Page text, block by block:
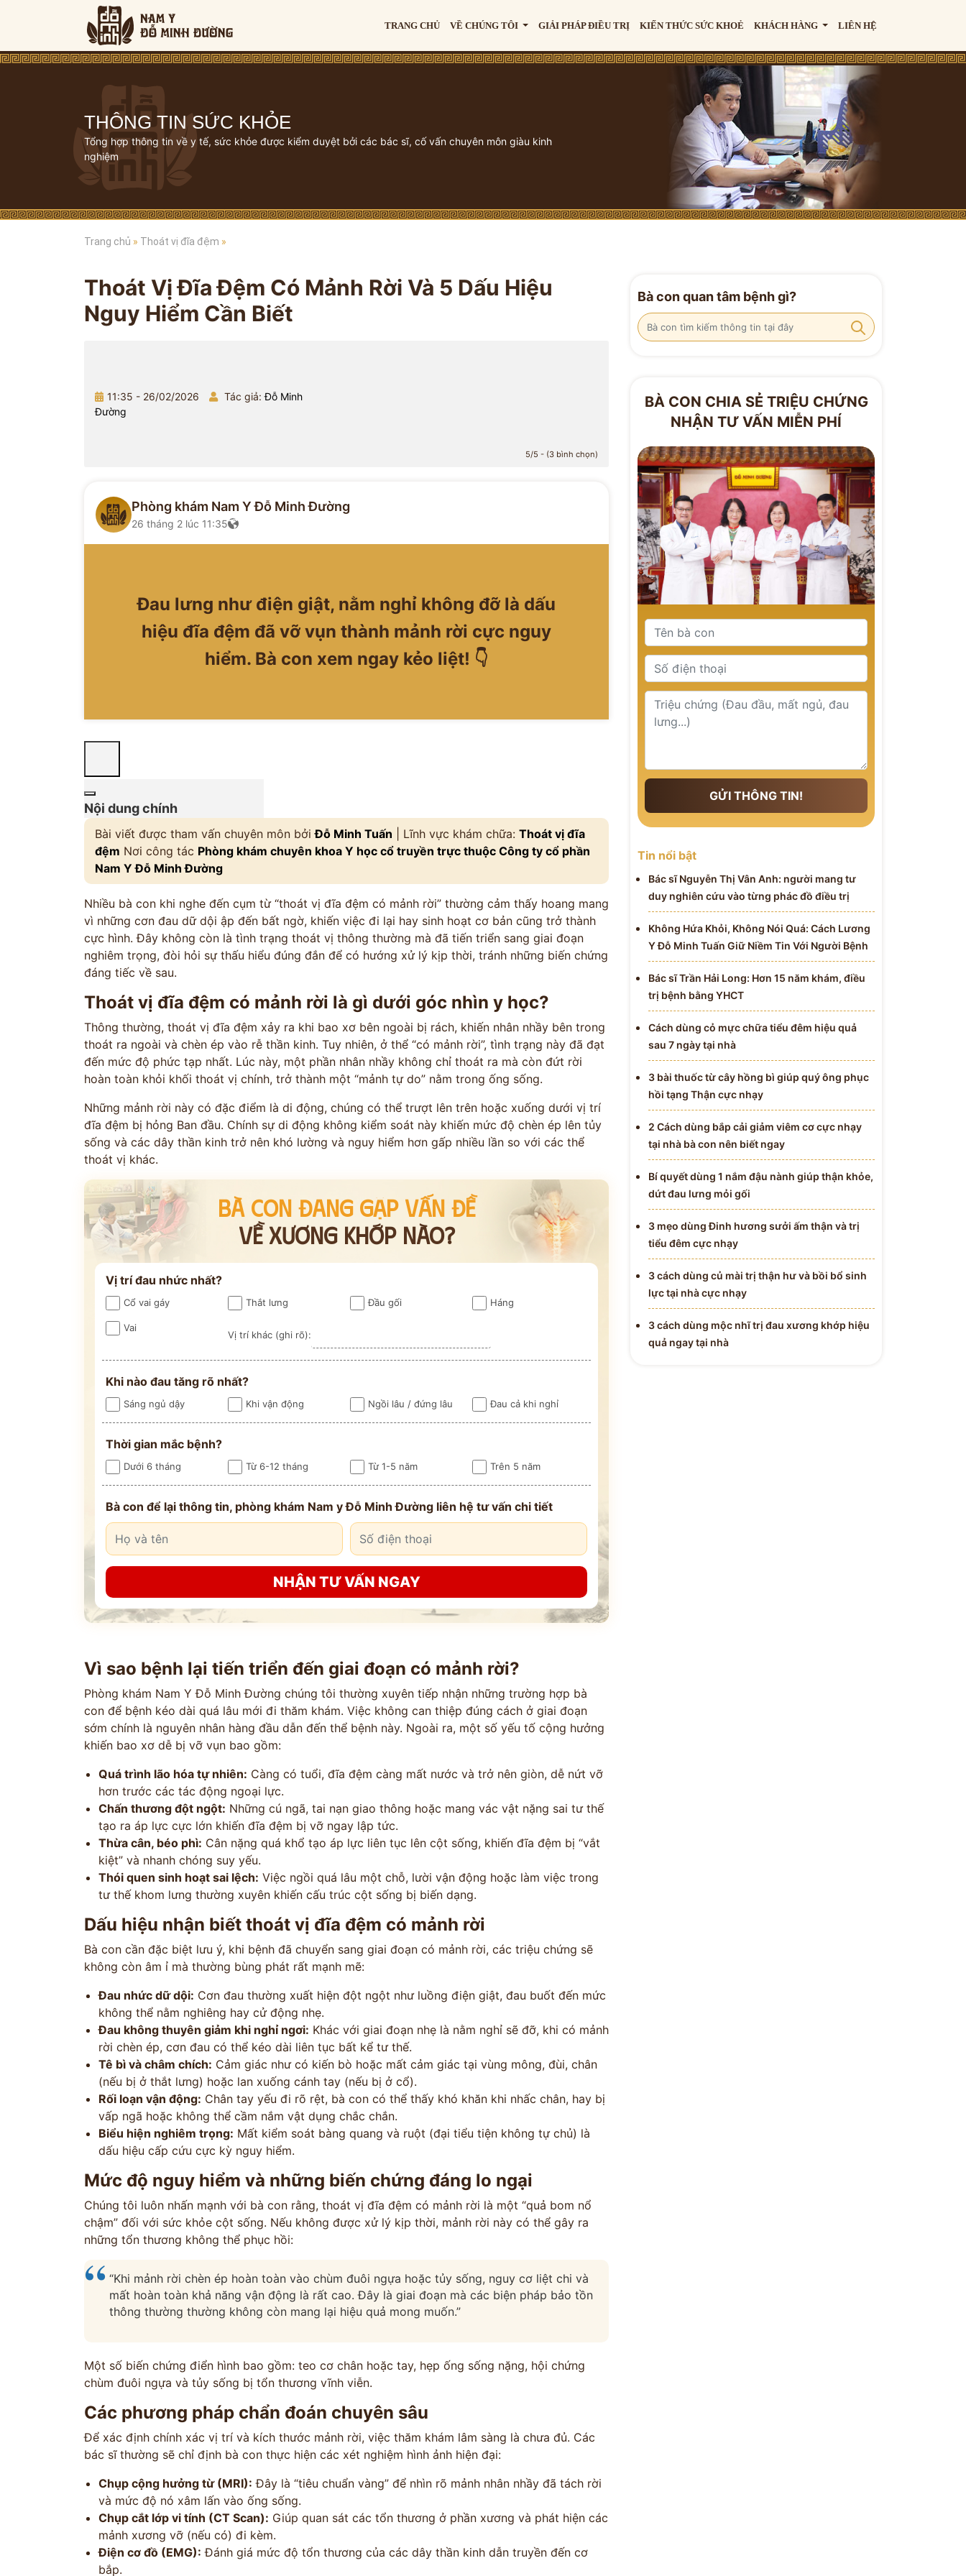
TRANG CHỦ VỀ CHÚNG TÔI GIẢI PHÁP ĐIỀU TRỊ KIẾN THỨC SỨC KHOẺ KHÁCH HÀNG LIÊN HỆ
THÔNG TIN SỨC KHỎE
Tổng hợp thông tin về y tế, sức khỏe được kiểm duyệt bởi các bác sĩ, cố vấn chuyên môn giàu kinh
nghiệm
Trang chủ » Thoát vị đĩa đệm »
Thoát Vị Đĩa Đệm Có Mảnh Rời Và 5 Dấu Hiệu
Nguy Hiểm Cần Biết
11:35 - 26/02/2026 Tác giả:Đỗ Minh
Đường
5/5 - (3 bình chọn)
Phòng khám Nam Y Đỗ Minh Đường
26 tháng 2 lúc 11:35
Đau lưng như điện giật, nằm nghỉ không đỡ là dấu
hiệu đĩa đệm đã vỡ vụn thành mảnh rời cực nguy
hiểm. Bà con xem ngay kẻo liệt! 👇
Nội dung chính
Bài viết được tham vấn chuyên môn bởiĐỗ Minh Tuấn | Lĩnh vực khám chữa: Thoát vị đĩa
đệm Nơi công tác Phòng khám chuyên khoa Y học cổ truyền trực thuộc Công ty cổ phần
Nam Y Đỗ Minh Đường
Nhiều bà con khi nghe đến cụm từ “thoát vị đĩa đệm có mảnh rời” thường cảm thấy hoang mang
vì những cơn đau dữ dội ập đến bất ngờ, khiến việc đi lại hay sinh hoạt cơ bản cũng trở thành
cực hình. Đây không còn là tình trạng thoát vị thông thường mà đã tiến triển sang giai đoạn
nghiêm trọng, đòi hỏi sự thấu hiểu đúng đắn để có hướng xử lý kịp thời, tránh những biến chứng
đáng tiếc về sau.
Thoát vị đĩa đệm có mảnh rời là gì dưới góc nhìn y học?
Thông thường, thoát vị đĩa đệm xảy ra khi bao xơ bên ngoài bị rách, khiến nhân nhầy bên trong
thoát ra ngoài và chèn ép vào rễ thần kinh. Tuy nhiên, ở thể “có mảnh rời”, tình trạng này đã đạt
đến mức độ phức tạp nhất. Lúc này, một phần nhân nhầy không chỉ thoát ra mà còn đứt rời
hoàn toàn khỏi khối thoát vị chính, trở thành một “mảnh tự do” nằm trong ống sống.
Những mảnh rời này có đặc điểm là di động, chúng có thể trượt lên trên hoặc xuống dưới vị trí
đĩa đệm bị hỏng Ban đầu. Chính sự di động không kiểm soát này khiến mức độ chèn ép lên tủy
sống và các dây thần kinh trở nên khó lường và nguy hiểm hơn gấp nhiều lần so với các thể
thoát vị khác.
BÀ CON ĐANG GẶP VẤN ĐỀ
VỀ XƯƠNG KHỚP NÀO?
Vị trí đau nhức nhất?
Cổ vai gáy Thắt lưng Đầu gối Háng
Vai
Vị trí khác (ghi rõ):
Khi nào đau tăng rõ nhất?
Sáng ngủ dậy Khi vận động Ngồi lâu / đứng lâu Đau cả khi nghỉ
Thời gian mắc bệnh?
Dưới 6 tháng Từ 6-12 tháng Từ 1-5 năm Trên 5 năm
Bà con để lại thông tin, phòng khám Nam y Đỗ Minh Đường liên hệ tư vấn chi tiết
NHẬN TƯ VẤN NGAY
Vì sao bệnh lại tiến triển đến giai đoạn có mảnh rời?
Phòng khám Nam Y Đỗ Minh Đường chúng tôi thường xuyên tiếp nhận những trường hợp bà
con để bệnh kéo dài quá lâu mới đi thăm khám. Việc không can thiệp đúng cách ở giai đoạn
sớm chính là nguyên nhân hàng đầu dẫn đến thể bệnh này. Ngoài ra, một số yếu tố cộng hưởng
khiến bao xơ dễ bị vỡ vụn bao gồm:
Quá trình lão hóa tự nhiên: Càng có tuổi, đĩa đệm càng mất nước và trở nên giòn, dễ nứt vỡ
hơn trước các tác động ngoại lực.
Chấn thương đột ngột: Những cú ngã, tai nạn giao thông hoặc mang vác vật nặng sai tư thế
tạo ra áp lực cực lớn khiến đĩa đệm bị vỡ ngay lập tức.
Thừa cân, béo phì: Cân nặng quá khổ tạo áp lực liên tục lên cột sống, khiến đĩa đệm bị “vắt
kiệt” và nhanh chóng suy yếu.
Thói quen sinh hoạt sai lệch: Việc ngồi quá lâu một chỗ, lười vận động hoặc làm việc trong
tư thế khom lưng thường xuyên khiến cấu trúc cột sống bị biến dạng.
Dấu hiệu nhận biết thoát vị đĩa đệm có mảnh rời
Bà con cần đặc biệt lưu ý, khi bệnh đã chuyển sang giai đoạn có mảnh rời, các triệu chứng sẽ
không còn âm ỉ mà thường bùng phát rất mạnh mẽ:
Đau nhức dữ dội: Cơn đau thường xuất hiện đột ngột như luồng điện giật, đau buốt đến mức
không thể nằm nghiêng hay cử động nhẹ.
Đau không thuyên giảm khi nghỉ ngơi: Khác với giai đoạn nhẹ là nằm nghỉ sẽ đỡ, khi có mảnh
rời chèn ép, cơn đau có thể kéo dài liên tục bất kể tư thế.
Tê bì và châm chích: Cảm giác như có kiến bò hoặc mất cảm giác tại vùng mông, đùi, chân
(nếu bị ở thắt lưng) hoặc lan xuống cánh tay (nếu bị ở cổ).
Rối loạn vận động: Chân tay yếu đi rõ rệt, bà con có thể thấy khó khăn khi nhấc chân, hay bị
vấp ngã hoặc không thể cầm nắm vật dụng chắc chắn.
Biểu hiện nghiêm trọng: Mất kiểm soát bàng quang và ruột (đại tiểu tiện không tự chủ) là
dấu hiệu cấp cứu cực kỳ nguy hiểm.
Mức độ nguy hiểm và những biến chứng đáng lo ngại
Chúng tôi luôn nhấn mạnh với bà con rằng, thoát vị đĩa đệm có mảnh rời là một “quả bom nổ
chậm” đối với sức khỏe cột sống. Nếu không được xử lý kịp thời, mảnh rời này có thể gây ra
những tổn thương không thể phục hồi:
“Khi mảnh rời chèn ép hoàn toàn vào chùm đuôi ngựa hoặc tủy sống, nguy cơ liệt chi và
mất hoàn toàn khả năng vận động là rất cao. Đây là giai đoạn mà các biện pháp bảo tồn
thông thường thường không còn mang lại hiệu quả mong muốn.”
Một số biến chứng điển hình bao gồm: teo cơ chân hoặc tay, hẹp ống sống nặng, hội chứng
chùm đuôi ngựa và tủy sống bị tổn thương vĩnh viễn.
Các phương pháp chẩn đoán chuyên sâu
Để xác định chính xác vị trí và kích thước mảnh rời, việc thăm khám lâm sàng là chưa đủ. Các
bác sĩ thường sẽ chỉ định bà con thực hiện các xét nghiệm hình ảnh hiện đại:
Chụp cộng hưởng từ (MRI): Đây là “tiêu chuẩn vàng” để nhìn rõ mảnh nhân nhầy đã tách rời
và mức độ nó xâm lấn vào ống sống.
Chụp cắt lớp vi tính (CT Scan): Giúp quan sát các tổn thương ở phần xương và phát hiện các
mảnh xương vỡ (nếu có) đi kèm.
Điện cơ đồ (EMG): Đánh giá mức độ tổn thương của các dây thần kinh dẫn truyền đến cơ
bắp.
Bà con quan tâm bệnh gì?
BÀ CON CHIA SẺ TRIỆU CHỨNG
NHẬN TƯ VẤN MIỄN PHÍ
GỬI THÔNG TIN!
Tin nổi bật
Bác sĩ Nguyễn Thị Vân Anh: người mang tư
duy nghiên cứu vào từng phác đồ điều trị
Không Hứa Khỏi, Không Nói Quá: Cách Lương
Y Đỗ Minh Tuấn Giữ Niềm Tin Với Người Bệnh
Bác sĩ Trần Hải Long: Hơn 15 năm khám, điều
trị bệnh bằng YHCT
Cách dùng cỏ mực chữa tiểu đêm hiệu quả
sau 7 ngày tại nhà
3 bài thuốc từ cây hồng bì giúp quý ông phục
hồi tạng Thận cực nhạy
2 Cách dùng bắp cải giảm viêm cơ cực nhạy
tại nhà bà con nên biết ngay
Bí quyết dùng 1 nắm đậu nành giúp thận khỏe,
dứt đau lưng mỏi gối
3 mẹo dùng Đinh hương sưởi ấm thận và trị
tiểu đêm cực nhạy
3 cách dùng củ mài trị thận hư và bồi bổ sinh
lực tại nhà cực nhạy
3 cách dùng mộc nhĩ trị đau xương khớp hiệu
quả ngay tại nhà
ĐĂNG KÝ TƯ VẤN
THĂM KHÁM
CÙNG CHUYÊN GIA Y HỌC CỔ TRUYỀN
nghiệm
Phác đồ cá nhân hóa
theo thể trạng
Bảo mật thông tin tuyệt
đối
*
ĐĂNG KÝ TƯ VẤN »
ĐĂNG KÝ ĐẾN KHÁM TRỰC TIẾP
Thông tin của bạn được bảo mật và chỉ sử dụng cho mục đích tư vấn.
ĐỘI NGŨ Y BÁC SĨ
HOTLINE TƯ VẤN